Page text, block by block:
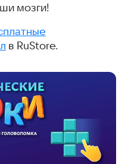
мозги!
в RuStore.